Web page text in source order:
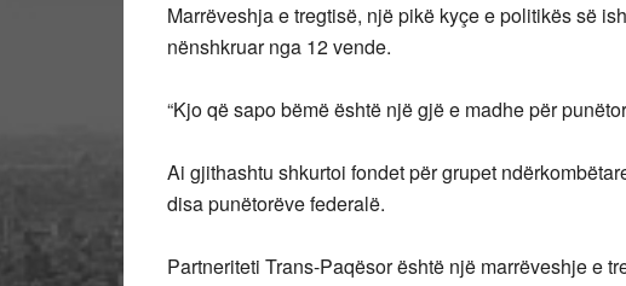
Marrëveshja e tregtisë, një pikë kyçe e politikës së
nënshkruar nga 12 vende.
“Kjo që sapo bëmë është një gjë e madhe për
Ai gjithashtu shkurtoi fondet për grupet
disa punëtorëve federalë.
Partneriteti Trans-Paqësor është një marrëveshje e